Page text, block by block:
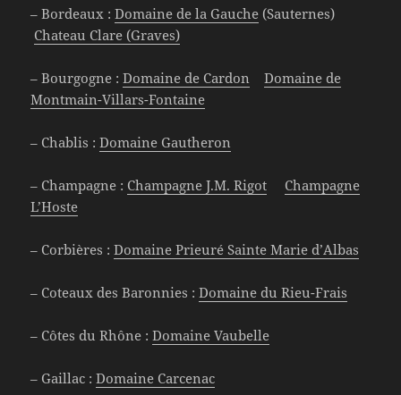
– Bordeaux :Domaine de la Gauche (Sauternes)
Chateau Clare (Graves)
– Bourgogne :Domaine de Cardon
Domaine de
Montmain-Villars-Fontaine
– Chablis :Domaine Gautheron
– Champagne : Champagne J.M. Rigot
Champagne
L’Hoste
– Corbières :Domaine Prieuré Sainte Marie d’Albas
– Coteaux des Baronnies :Domaine du Rieu-Frais
– Côtes du Rhône :Domaine Vaubelle
– Gaillac :Domaine Carcenac